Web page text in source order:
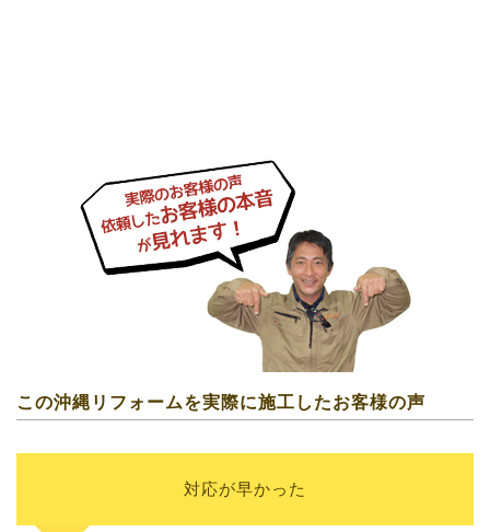
この沖縄リフォームを実際に施工したお客様の声
対応が早かった